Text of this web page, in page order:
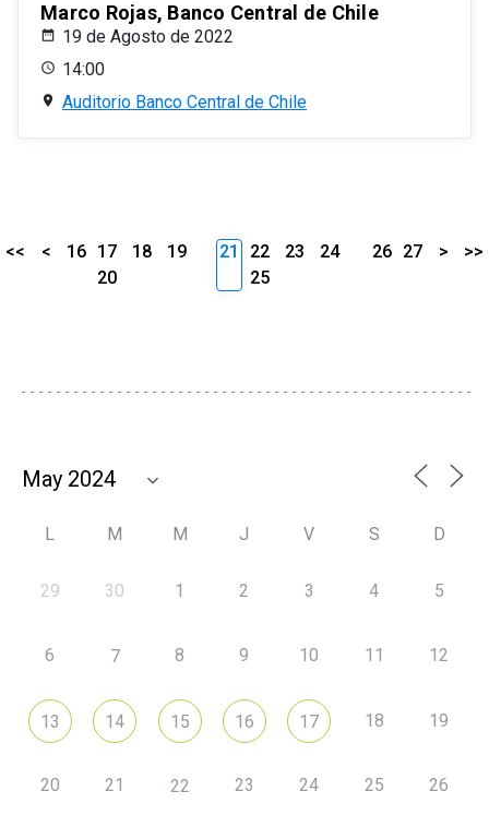
Marco Rojas, Banco Central de Chile
19 de Agosto de 2022
14:00
Auditorio Banco Central de Chile
<< < 16 17 18
19
20
21 22 23
24
25
26 27 > >>
L M M J V S D
29 30 1 2 3 4 5
6 7 8 9 10 11 12
13 14 15 16 17 18 19
20 21 22 23 24 25 26